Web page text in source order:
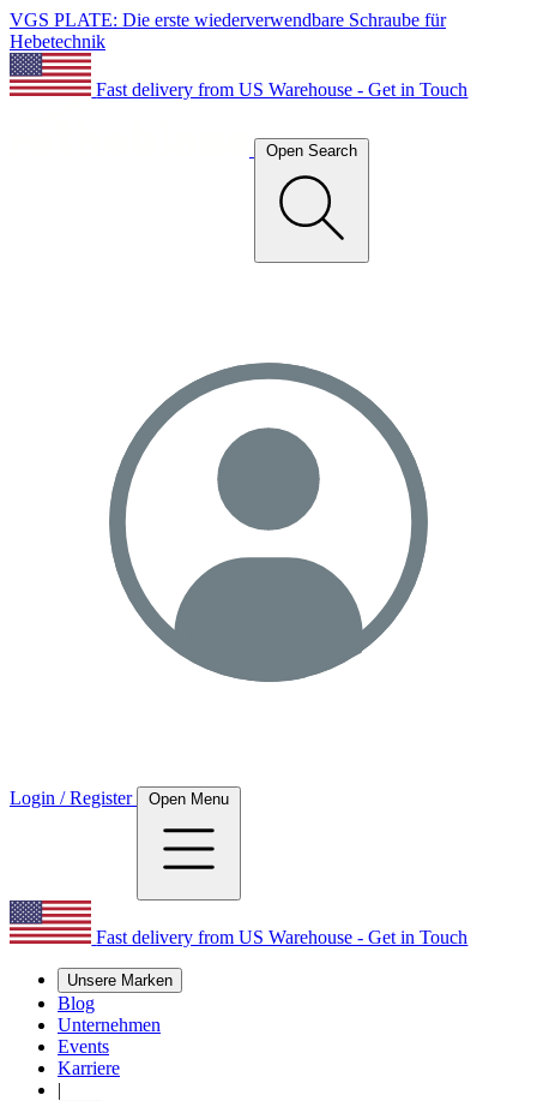
VGS PLATE: Die erste wiederverwendbare Schraube für
Hebetechnik
Fast delivery from US Warehouse - Get in Touch
Open Search
Login / Register Open Menu
Fast delivery from US Warehouse - Get in Touch
Unsere Marken
Blog
Unternehmen
Events
Karriere
|